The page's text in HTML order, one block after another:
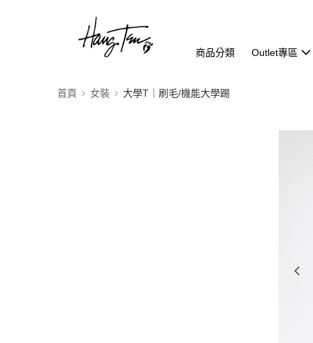
商品分類 Outlet專區
首頁 女裝 大學T｜刷毛/機能大學踢